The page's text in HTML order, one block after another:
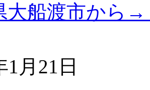
大船渡市から
1月21日